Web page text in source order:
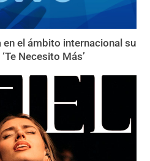
el ámbito internacional su
Necesito Más’